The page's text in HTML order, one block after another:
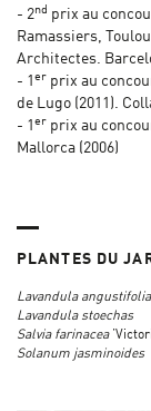
- 2nd prix au
Ramassiers,
Architectes.
- 1 er prix au
de Lugo (2011).
- 1 er prix au
Mallorca (2006)
PLANTES DU
Lavandula angustifolia
Lavandula stoechas
Salvia farinacea
Solanum jasminoides